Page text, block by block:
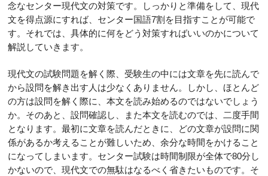
念なセンター現代文の対策です。しっかりと準備をして、現代
文を得点源にすれば、センター国語7割を目指すことが可能で
す。それでは、具体的に何をどう対策すればいいのかについて
解説していきます。
現代文の試験問題を解く際、受験生の中には文章を先に読んで
から設問を解き出す人は少なくありません。しかし、ほとんど
の方は設問を解く際に、本文を読み始めるのではないでしょう
か。そのあと、設問確認し、また本文を読むのでは、二度手間
となります。最初に文章を読んだときに、どの文章が設問に関
係があるか考えることが難しいため、余分な時間をかけること
になってしまいます。センター試験は時間制限が全体で80分し
かないので、現代文での無駄はなるべく省きたいものです。そ